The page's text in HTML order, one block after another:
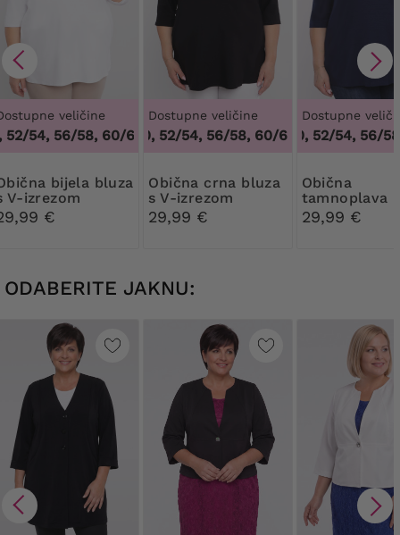
veličine
54, 56/58, 60/62, 48/50, 52/54, 56/58, 60/62
bluza
V-izrezom
€
Dostupne veličine
48/50, 52/54, 56/58, 60/62, 48/50, 52/54,
Obična crna bluza
s V-izrezom
29,99 €
Dostupne
48/50, 52/54, 56/58,
Obična
tamnoplava
s V-izrezom
29,99 €
ODABERITE JAKNU: